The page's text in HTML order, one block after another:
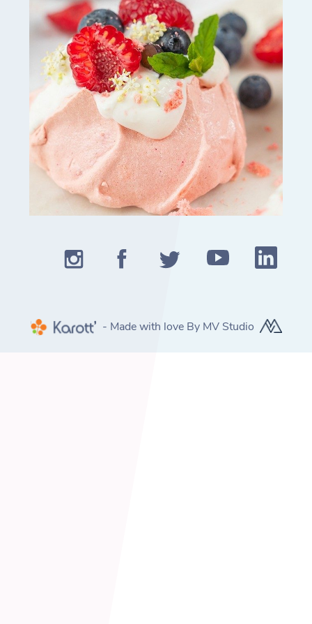
- Made with love By MV Studio